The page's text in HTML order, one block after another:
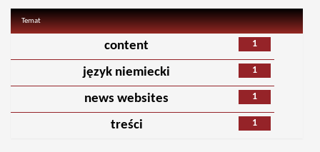
Temat
1
content
1
język niemiecki
1
news websites
1
treści